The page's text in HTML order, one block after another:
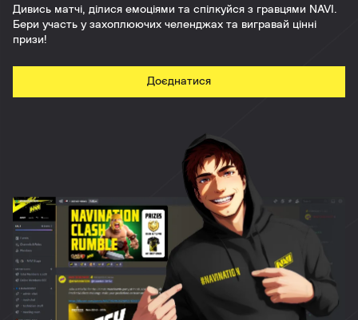
Дивись матчі, ділися емоціями та спілкуйся з гравцями NAVI.
Бери участь у захоплюючих челенджах та вигравай цінні
призи!
Доєднатися